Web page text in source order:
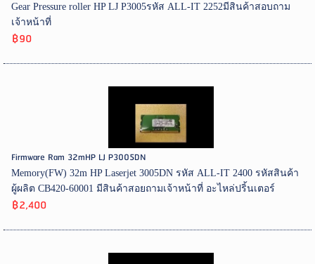
Gear Pressure roller HP LJ P3005รหัส ALL-IT 2252มีสินค้าสอบถาม
เจ้าหน้าที่
฿90
Firmware Ram 32mHP LJ P3005DN
Memory(FW) 32m HP Laserjet 3005DN รหัส ALL-IT 2400 รหัสสินค้า
ผู้ผลิต CB420-60001 มีสินค้าสอยถามเจ้าหน้าที่ อะไหล่ปริ้นเตอร์
฿2,400